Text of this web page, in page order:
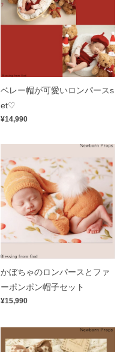
ベレー帽が可愛いロンパースs
et♡
¥14,990
かぼちゃのロンパースとファ
ーポンポン帽子セット
¥15,990